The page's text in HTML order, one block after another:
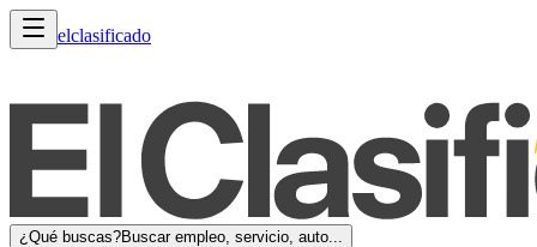
elclasificado
¿Qué buscas?Buscar empleo, servicio, auto...